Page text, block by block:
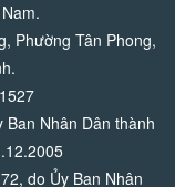
Phường Tân Phong,
Nhân Dân thành
do Ủy Ban Nhân